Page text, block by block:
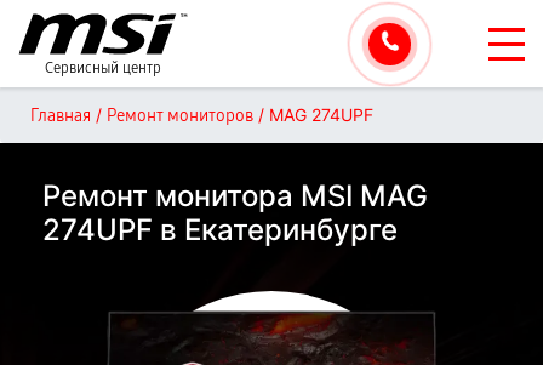
Сервисный центр
Главная / Ремонт мониторов / MAG 274UPF
Ремонт монитора MSI MAG
274UPF в Екатеринбурге